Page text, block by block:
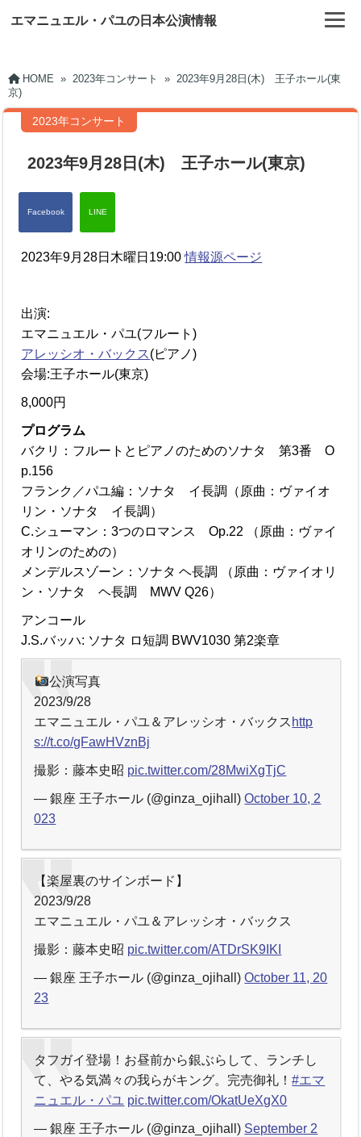
エマニュエル・パユの日本公演情報
HOME » 2023年コンサート » 2023年9月28日(木) 王子ホール(東
京)
2023年コンサート
2023年9月28日(木) 王子ホール(東京)
2023年9月28日木曜日19:00情報源ページ
出演:
エマニュエル・パユ(フルート)
アレッシオ・バックス (ピアノ)
会場:王子ホール(東京)
8,000円
プログラム
バクリ：フルートとピアノのためのソナタ 第3番 O
p.156
フランク／パユ編：ソナタ イ長調（原曲：ヴァイオ
リン・ソナタ イ長調）
C.シューマン：3つのロマンス Op.22 （原曲：ヴァイ
オリンのための）
メンデルスゾーン：ソナタ ヘ長調 （原曲：ヴァイオリ
ン・ソナタ ヘ長調 MWV Q26）
アンコール
J.S.バッハ: ソナタ ロ短調 BWV1030 第2楽章
公演写真
2023/9/28
エマニュエル・パユ＆アレッシオ・バックス http
s://t.co/gFawHVznBj
撮影：藤本史昭 pic.twitter.com/28MwiXgTjC
— 銀座 王子ホール (@ginza_ojihall)October 10, 2
023
【楽屋裏のサインボード】
2023/9/28
エマニュエル・パユ＆アレッシオ・バックス
撮影：藤本史昭 pic.twitter.com/ATDrSK9IKI
— 銀座 王子ホール (@ginza_ojihall)October 11, 20
23
タフガイ登場！お昼前から銀ぶらして、ランチし
て、やる気満々の我らがキング。完売御礼！#エマ
ニュエル・パユ pic.twitter.com/OkatUeXgX0
— 銀座 王子ホール (@ginza_ojihall) September 2